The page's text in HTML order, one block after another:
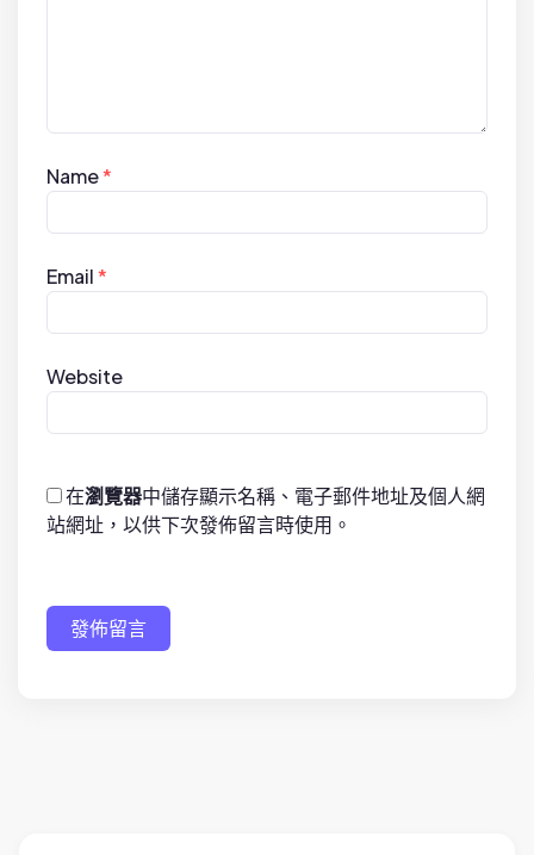
Name*
Email*
Website
在瀏覽器中儲存顯示名稱、電子郵件地址及個人網
站網址，以供下次發佈留言時使用。
發佈留言